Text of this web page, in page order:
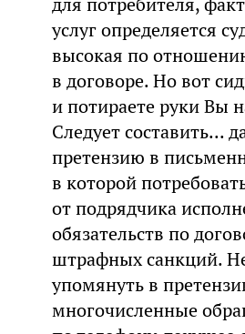
услуг определяется
высокая по
в договоре. Но вот
и потираете руки Вы
Следует составить...
претензию в
в которой
от подрядчика
обязательств по
штрафных санкций.
упомянуть в
многочисленные